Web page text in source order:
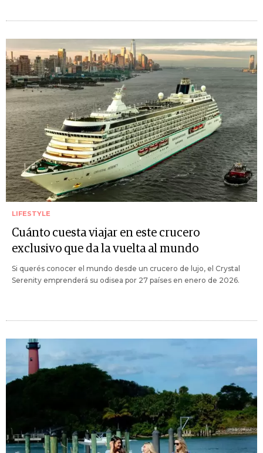
LIFESTYLE
Cuánto cuesta viajar en este crucero
exclusivo que da la vuelta al mundo
Si querés conocer el mundo desde un crucero de lujo, el Crystal
Serenity emprenderá su odisea por 27 países en enero de 2026.